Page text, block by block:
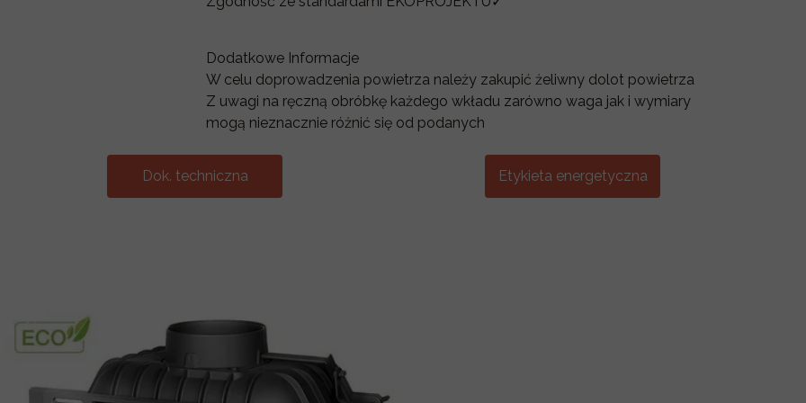
Dodatkowe Informacje
W celu doprowadzenia powietrza należy zakupić żeliwny dolot powietrza
Z uwagi na ręczną obróbkę każdego wkładu zarówno waga jak i wymiary
mogą nieznacznie różnić się od podanych
Dok. techniczna Etykieta energetyczna